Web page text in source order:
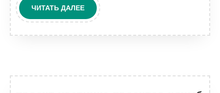
ЧИТАТЬ ДАЛЕЕЧИТАТЬ
ДАЛЕЕ